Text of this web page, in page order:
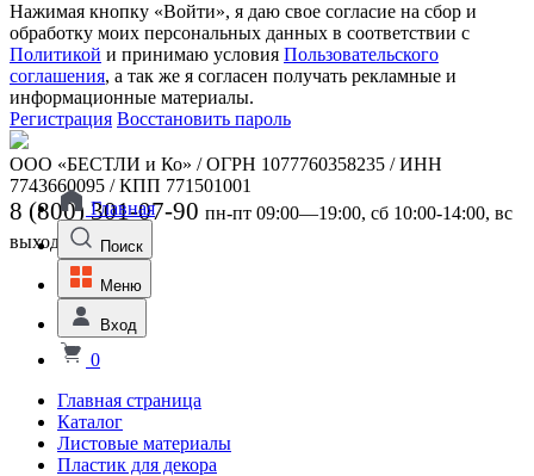
Нажимая кнопку «Войти», я даю свое согласие на сбор и
обработку моих персональных данных в соответствии с
Политикой и принимаю условия Пользовательского
соглашения, а так же я согласен получать рекламные и
информационные материалы.
Регистрация Восстановить пароль
ООО «БЕСТЛИ и Ко» / ОГРН 1077760358235 / ИНН
7743660095 / КПП 771501001
8 (800) 301-07-90 пн-пт 09:00—19:00, сб 10:00-14:00, вс
выходной
Главная
Поиск
Меню
Вход
0
Главная страница
Каталог
Листовые материалы
Пластик для декора